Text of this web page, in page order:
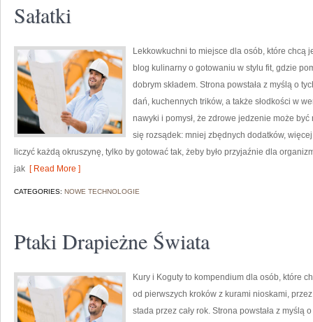
Sałatki
Lekkowkuchni to miejsce dla osób, które chcą
blog kulinarny o gotowaniu w stylu fit, gdzie
dobrym składem. Strona powstała z myślą o
dań, kuchennych trików, a także słodkości w
nawyki i pomysł, że zdrowe jedzenie może
się rozsądek: mniej zbędnych dodatków,
liczyć każdą okruszynę, tylko by gotować tak, żeby było przyjaźnie dla
jak [ Read More ]
CATEGORIES: NOWE TECHNOLOGIE
Ptaki Drapieżne Świata
Kury i Koguty to kompendium dla osób, które
od pierwszych kroków z kurami nioskami,
stada przez cały rok. Strona powstała z myślą